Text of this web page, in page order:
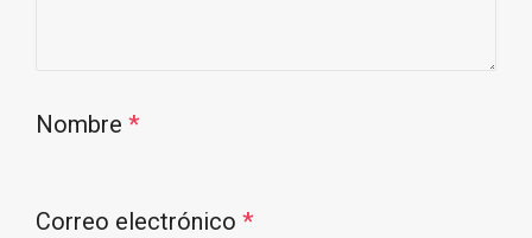
Nombre *
Correo electrónico *